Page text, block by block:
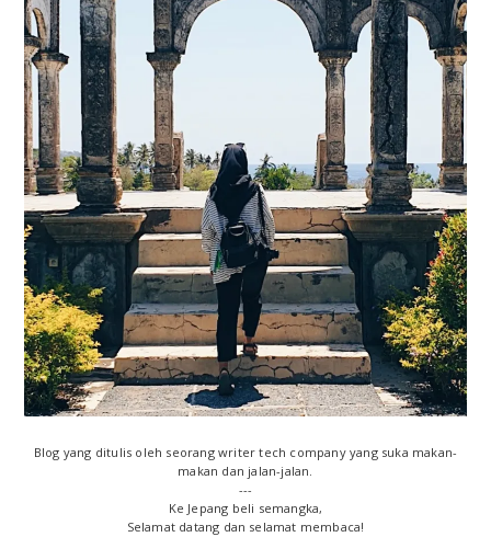
r
i
m
a
r
y
S
i
d
eBlog yang ditulis oleh seorang writer tech company yang suka makan-
makan dan jalan-jalan.
---
Ke Jepang beli semangka,
Selamat datang dan selamat membaca!